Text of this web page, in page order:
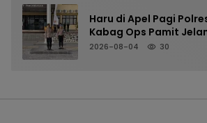
Haru di Apel Pagi
Kabag Ops Pamit
2026-08-04 30